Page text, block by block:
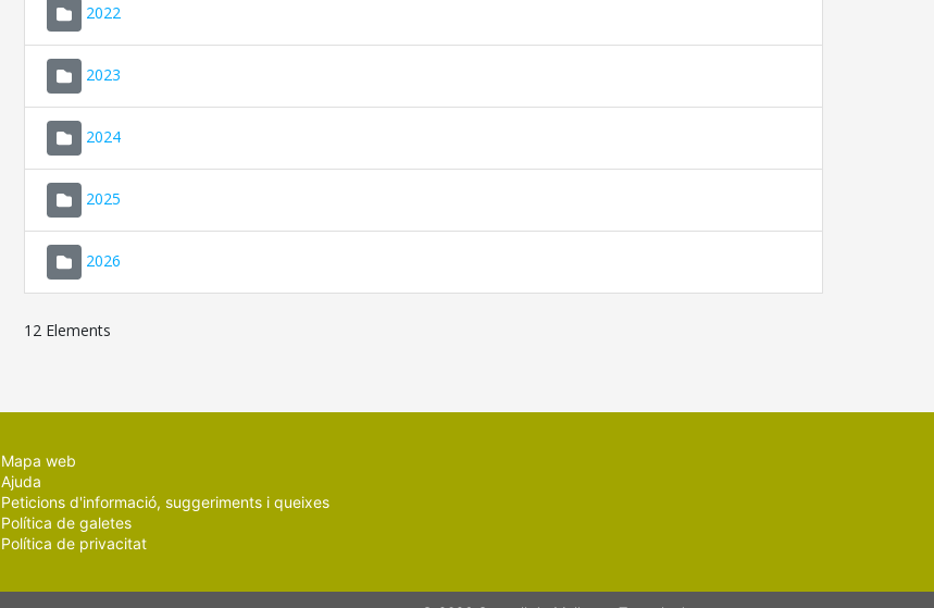
2022
2023
2024
2025
2026
12 Elements
Mapa web
Ajuda
Peticions d'informació, suggeriments i queixes
Política de galetes
Política de privacitat